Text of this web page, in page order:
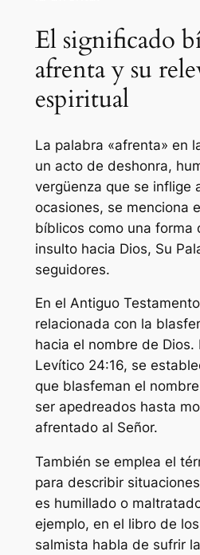
El significado
afrenta y su
espiritual
La palabra «afrenta» en
un acto de deshonra,
vergüenza que se inflige
ocasiones, se menciona
bíblicos como una forma
insulto hacia Dios, Su
seguidores.
En el Antiguo
relacionada con la
hacia el nombre de Dios.
Levítico 24:16, se
que blasfeman el
ser apedreados hasta
afrentado al Señor.
También se emplea el
para describir
es humillado o
ejemplo, en el libro de
salmista habla de sufrir